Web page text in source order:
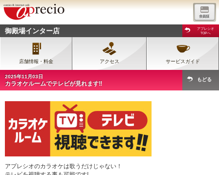
御殿場インター店
アプレシオ
TOPへ
店舗情報・料金 アクセス サービスガイド
2025年11月03日
カラオケルームでテレビが見れます‼
もどる
アプレシオのカラオケは歌うだけじゃない！